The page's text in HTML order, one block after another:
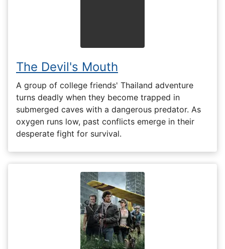
The Devil's Mouth
A group of college friends' Thailand adventure
turns deadly when they become trapped in
submerged caves with a dangerous predator. As
oxygen runs low, past conflicts emerge in their
desperate fight for survival.